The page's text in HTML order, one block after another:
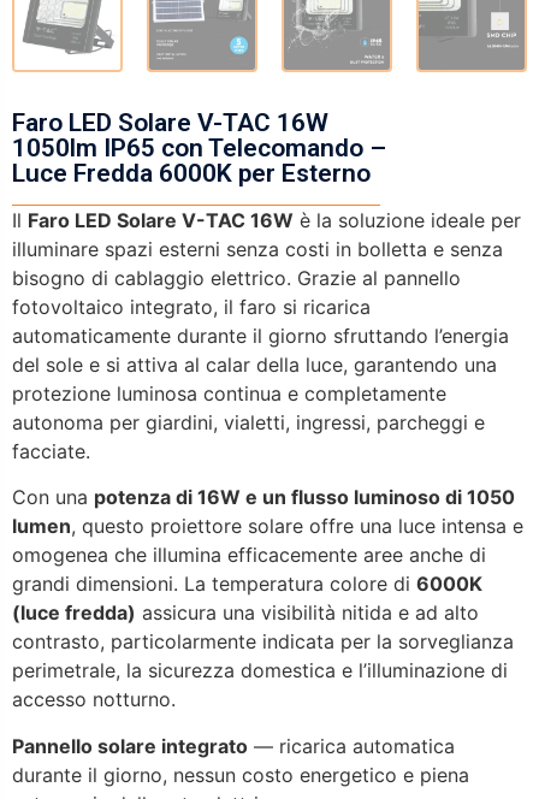
Faro LED Solare V-TAC 16W
1050lm IP65 con Telecomando –
Luce Fredda 6000K per Esterno
Il Faro LED Solare V-TAC 16W è la soluzione ideale per
illuminare spazi esterni senza costi in bolletta e senza
bisogno di cablaggio elettrico. Grazie al pannello
fotovoltaico integrato, il faro si ricarica
automaticamente durante il giorno sfruttando l’energia
del sole e si attiva al calar della luce, garantendo una
protezione luminosa continua e completamente
autonoma per giardini, vialetti, ingressi, parcheggi e
facciate.
Con una potenza di 16W e un flusso luminoso di 1050
lumen, questo proiettore solare offre una luce intensa e
omogenea che illumina efficacemente aree anche di
grandi dimensioni. La temperatura colore di 6000K
(luce fredda) assicura una visibilità nitida e ad alto
contrasto, particolarmente indicata per la sorveglianza
perimetrale, la sicurezza domestica e l’illuminazione di
accesso notturno.
Pannello solare integrato — ricarica automatica
durante il giorno, nessun costo energetico e piena